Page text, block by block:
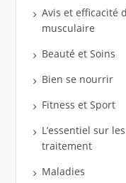
Avis et efficacité
musculaire
Beauté et Soins
Bien se nourrir
Fitness et Sport
L’essentiel sur
traitement
Maladies